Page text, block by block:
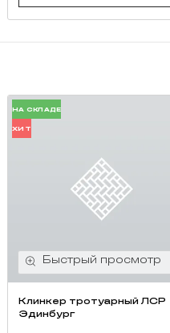
НА СКЛАДЕ
ХИТ
Клинкер тротуарный ЛСР
Эдинбург